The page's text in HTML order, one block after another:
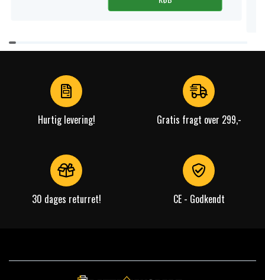
Item
1
Hurtig levering! Gratis fragt over 299,-
30 dages returret! CE - Godkendt